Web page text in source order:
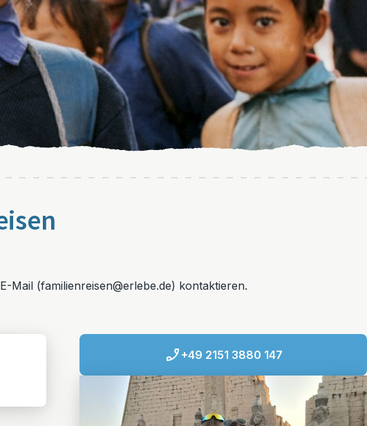
(familienreisen@erlebe.de) kontaktieren.
+49 2151 3880 147